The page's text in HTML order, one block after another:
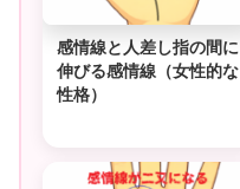
感情線と人差し指の間に
伸びる感情線（女性的な
性格）